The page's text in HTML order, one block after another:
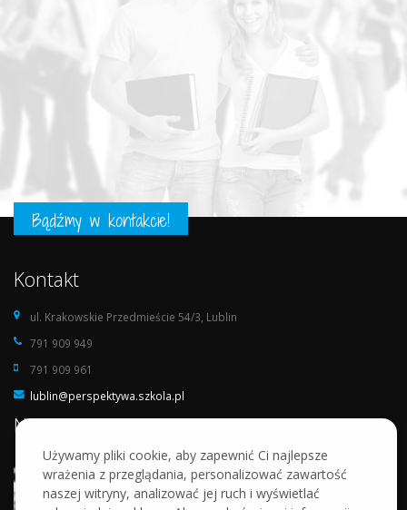
Bądźmy w kontakcie!
Kontakt
ul. Krakowskie Przedmieście 54/3, Lublin
791 909 949
791 909 961
lublin@perspektywa.szkola.pl
Nasza szkoła
Używamy pliki cookie, aby zapewnić Ci najlepsze
wrażenia z przeglądania, personalizować zawartość
naszej witryny, analizować jej ruch i wyświetlać